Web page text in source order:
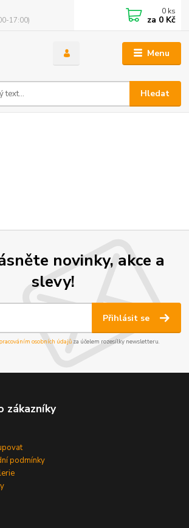
Menu
Hledat
17:00)
0 ks
za 0 Kč
novinky, akce a
slevy!
Přihlásit se
osobních údajůza účelem rozesílky newsletteru.
zákazníky
podmínky